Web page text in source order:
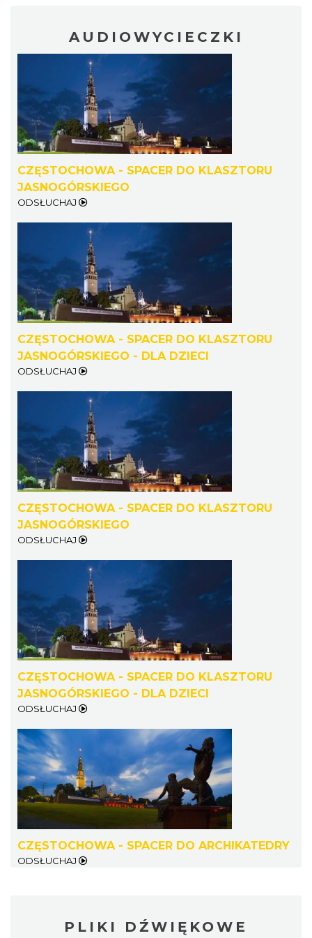
AUDIOWYCIECZKI
CZĘSTOCHOWA - SPACER DO KLASZTORU
JASNOGÓRSKIEGO
ODSŁUCHAJ
CZĘSTOCHOWA - SPACER DO KLASZTORU
JASNOGÓRSKIEGO - DLA DZIECI
ODSŁUCHAJ
CZĘSTOCHOWA - SPACER DO KLASZTORU
JASNOGÓRSKIEGO
ODSŁUCHAJ
CZĘSTOCHOWA - SPACER DO KLASZTORU
JASNOGÓRSKIEGO - DLA DZIECI
ODSŁUCHAJ
CZĘSTOCHOWA - SPACER DO ARCHIKATEDRY
ODSŁUCHAJ
PLIKI DŹWIĘKOWE